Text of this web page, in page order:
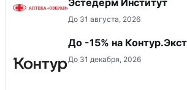
До 31 августа, 2026
До -15% на
До 31 декабря, 2026